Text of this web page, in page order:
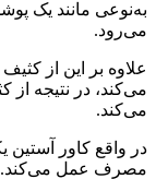
به‌نوعی مانند یک
می‌رود.
علاوه‌ بر این از
می‌کند، در نتیجه
می‌کند.
در واقع کاور آستین
مصرف عمل می‌کند.